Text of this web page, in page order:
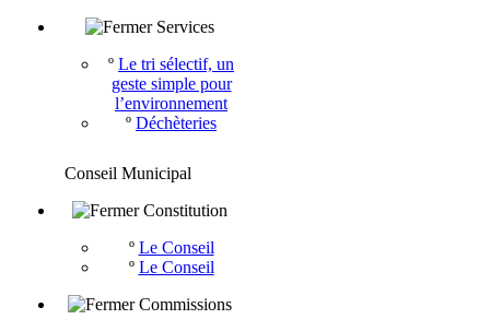
Services
º Le tri sélectif, un
geste simple pour
l’environnement
º Déchèteries
Conseil Municipal
Constitution
º Le Conseil
º Le Conseil
Commissions